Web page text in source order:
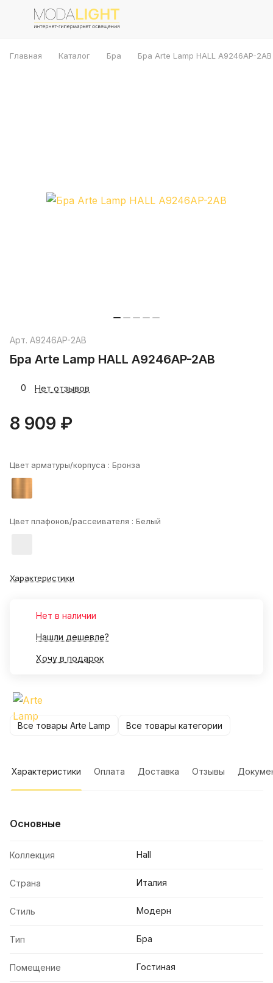
Главная Каталог Бра Бра Arte Lamp HALL A9246AP-2AB
Арт. A9246AP-2AB
Бра Arte Lamp HALL A9246AP-2AB
0 Нет отзывов
8 909 ₽
Цвет арматуры/корпуса : Бронза
Цвет плафонов/рассеивателя : Белый
Характеристики
Нет в наличии
Нашли дешевле?
Хочу в подарок
Все товары Arte Lamp Все товары категории
Характеристики Оплата Доставка Отзывы
Основные
Коллекция Hall
Страна Италия
Стиль Модерн
Тип Бра
Помещение Гостиная